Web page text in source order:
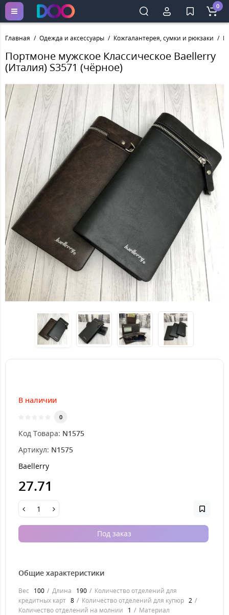
0
Главная Одежда и аксессуары Кожгалантерея, сумки и рюкзаки
Портмоне мужское Классическое Baellerry
(Италия) S3571 (чёрное)
В наличии
0
Код Товара: N1575
Артикул: N1575
Baellerry
27.71
Под заказ
Общие характеристики
Вес 100 Длина 190
Количество отделений для
кредитных карт 8 Количество отделений для купюр 2
Количество отделений на молнии
1
Материал